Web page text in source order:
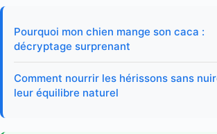
Pourquoi mon chien mange son caca :
décryptage surprenant
Comment nourrir les hérissons sans
leur équilibre naturel